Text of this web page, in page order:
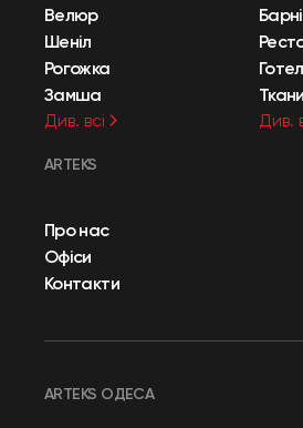
Велюр
Шеніл
Рогожка
Замша
Див. всі Див.
ARTEKS
Про нас
Офіси
Контакти
ARTEKS ОДЕСА